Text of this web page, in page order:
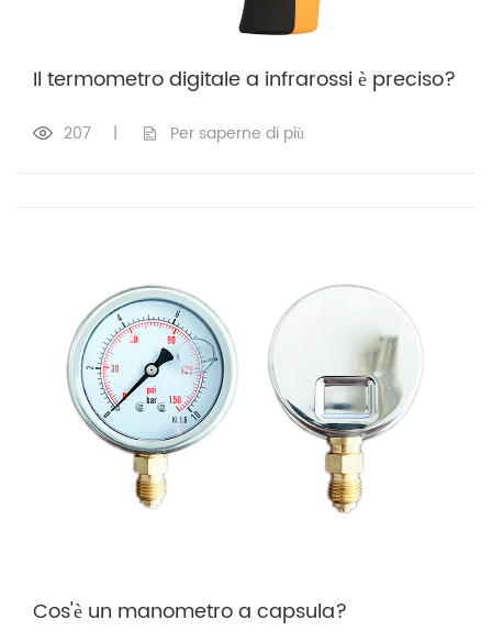
Il termometro digitale a infrarossi è preciso?
207 | Per saperne di più
Cos'è un manometro a capsula?